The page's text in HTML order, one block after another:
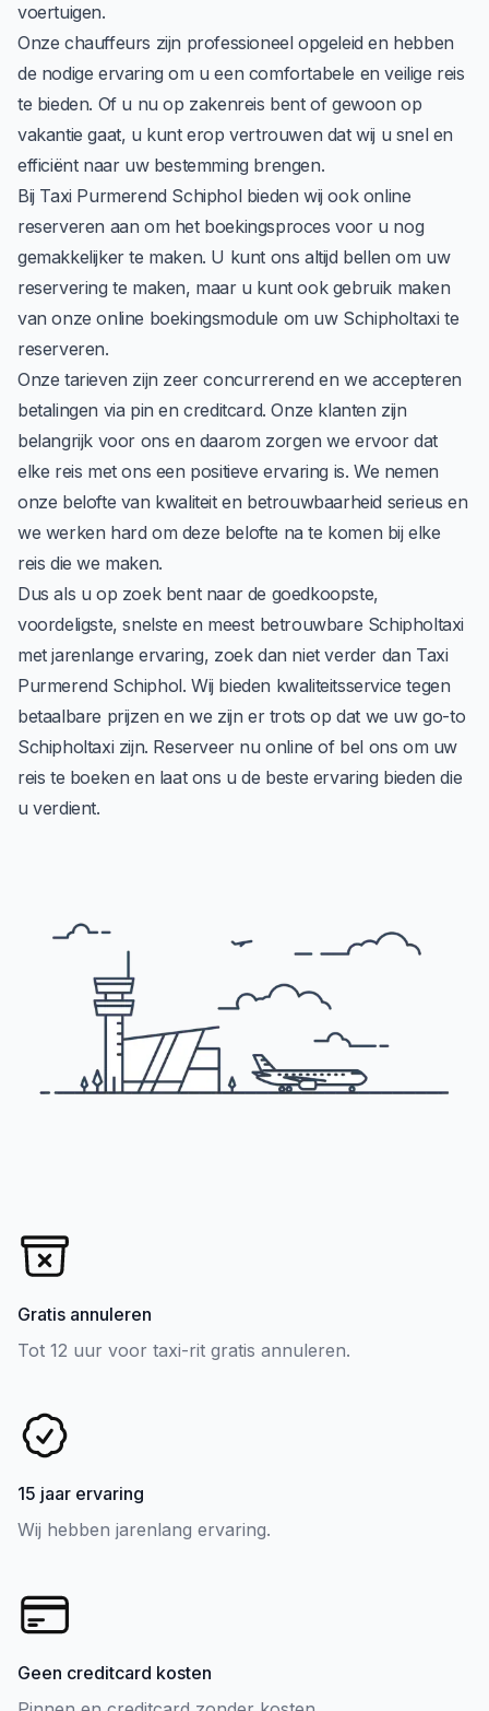
voertuigen.
Onze chauffeurs zijn professioneel opgeleid en hebben
de nodige ervaring om u een comfortabele en veilige reis
te bieden. Of u nu op zakenreis bent of gewoon op
vakantie gaat, u kunt erop vertrouwen dat wij u snel en
efficiënt naar uw bestemming brengen.
Bij Taxi Purmerend Schiphol bieden wij ook online
reserveren aan om het boekingsproces voor u nog
gemakkelijker te maken. U kunt ons altijd bellen om uw
reservering te maken, maar u kunt ook gebruik maken
van onze online boekingsmodule om uw Schipholtaxi te
reserveren.
Onze tarieven zijn zeer concurrerend en we accepteren
betalingen via pin en creditcard. Onze klanten zijn
belangrijk voor ons en daarom zorgen we ervoor dat
elke reis met ons een positieve ervaring is. We nemen
onze belofte van kwaliteit en betrouwbaarheid serieus en
we werken hard om deze belofte na te komen bij elke
reis die we maken.
Dus als u op zoek bent naar de goedkoopste,
voordeligste, snelste en meest betrouwbare Schipholtaxi
met jarenlange ervaring, zoek dan niet verder dan Taxi
Purmerend Schiphol. Wij bieden kwaliteitsservice tegen
betaalbare prijzen en we zijn er trots op dat we uw go-to
Schipholtaxi zijn. Reserveer nuonline of bel ons om uw
reis te boeken en laat ons u de beste ervaring bieden die
u verdient.
Gratis annuleren
Tot 12 uur voor taxi-rit gratis annuleren.
15 jaar ervaring
Wij hebben jarenlang ervaring.
Geen creditcard kosten